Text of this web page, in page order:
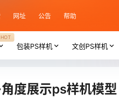
网址 公告 帮助
HOT
包装PS样机 文创PS样机
度展示ps样机模型